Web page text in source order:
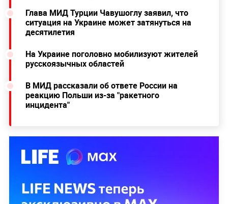
Глава МИД Турции Чавушоглу заявил, что
ситуация на Украине может затянуться на
десятилетия
На Украине поголовно мобилизуют жителей
русскоязычных областей
В МИД рассказали об ответе России на
реакцию Польши из-за "ракетного
инцидента"